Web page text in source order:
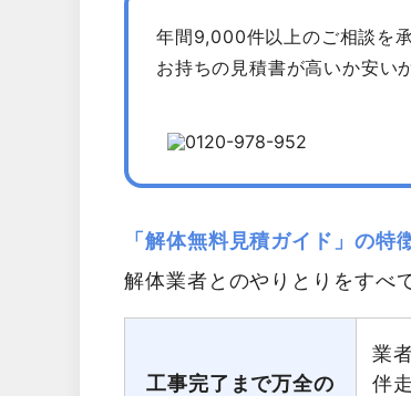
年間9,000件以上のご相談を
お持ちの見積書が高いか安い
「解体無料見積ガイド」の特
解体業者とのやりとりをすべ
工事完了まで万全の
業
伴